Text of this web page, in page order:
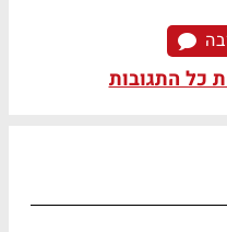
כל התגובות